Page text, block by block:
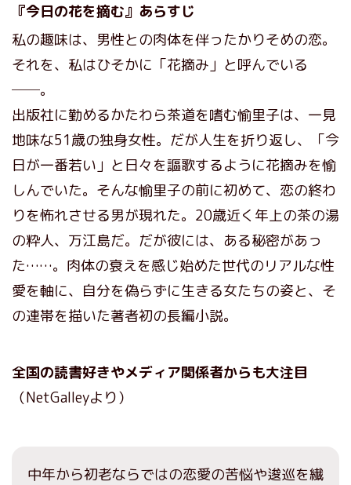
『今日の花を摘む』あらすじ
私の趣味は、男性との肉体を伴ったかりそめの恋。
それを、私はひそかに「花摘み」と呼んでいる
──。
出版社に勤めるかたわら茶道を嗜む愉里子は、一見
地味な51歳の独身女性。だが人生を折り返し、「今
日が一番若い」と日々を謳歌するように花摘みを愉
しんでいた。そんな愉里子の前に初めて、恋の終わ
りを怖れさせる男が現れた。20歳近く年上の茶の湯
の粋人、万江島だ。だが彼には、ある秘密があっ
た……。肉体の衰えを感じ始めた世代のリアルな性
愛を軸に、自分を偽らずに生きる女たちの姿と、そ
の連帯を描いた著者初の長編小説。
全国の読書好きやメディア関係者からも大注目
（NetGalleyより）
中年から初老ならではの恋愛の苦悩や逡巡を繊